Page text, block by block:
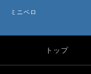
ミニベロ
トップ